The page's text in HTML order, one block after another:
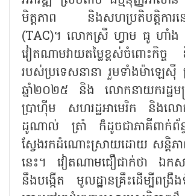
មិត្តភាព និងសហប្រតិបត្តិការន
(TAC)។ លោកស្រី ហ្វាម ធូ ហាំង
វៀតណាមវាយតម្លៃខ្ពស់ចំពោះកិច្ច
របស់ប្រទេសនានា រួមទាំងម៉ាឡេស៊ី
ឆ្នាំ២០២៥ និង លោកនាយករដ្ឋម
ប្រាហ៊ីម សហរដ្ឋអាមេរិក និងលោ
ដូណាល់ ត្រាំ ក៏ដូចជាភាគីពាក់ព័ន្ធ
ស្វែងរកដំណោះស្រាយដោយ សន្តិភា
នេះ។ វៀតណាមជឿជាក់ថា ឯកសា
នឹងបង្កើត មូលដ្ឋានគ្រឹះដើម្បីពង្